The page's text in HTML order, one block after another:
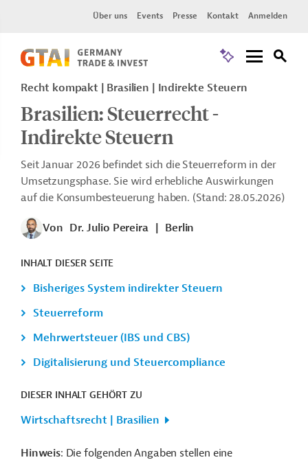
Über uns Events Presse Kontakt Anmelden
Recht kompakt | Brasilien | Indirekte Steuern
Brasilien: Steuerrecht -
Indirekte Steuern
Seit Januar 2026 befindet sich die Steuerreform in der
Umsetzungsphase. Sie wird erhebliche Auswirkungen
auf die Konsumbesteuerung haben. (Stand: 28.05.2026)
Von Dr. Julio Pereira Berlin
INHALT DIESER SEITE
Bisheriges System indirekter Steuern
Steuerreform
Mehrwertsteuer (IBS und CBS)
Digitalisierung und Steuercompliance
DIESER INHALT GEHÖRT ZU
Wirtschaftsrecht | Brasilien
Hinweis: Die folgenden Angaben stellen eine